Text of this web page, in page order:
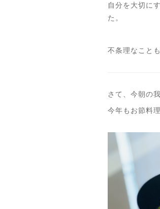
自分を大切に
た。
不条理なこと
さて、今朝の
今年もお節料